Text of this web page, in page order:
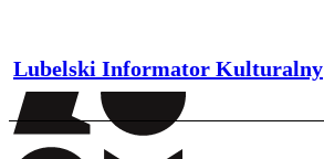
Lubelski Informator Kulturalny